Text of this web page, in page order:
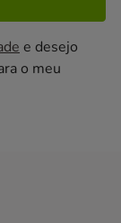
e desejo
o meu